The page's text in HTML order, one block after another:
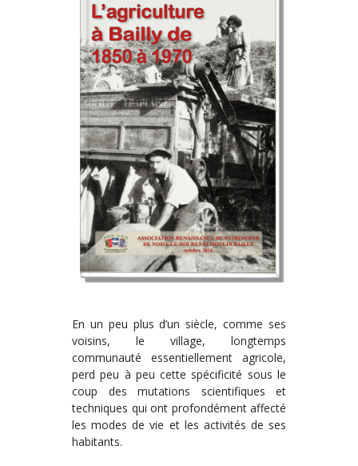
En un peu plus d’un siècle, comme ses
voisins, le village, longtemps
communauté essentiellement agricole,
perd peu à peu cette spécificité sous le
coup des mutations scientifiques et
techniques qui ont profondément affecté
les modes de vie et les activités de ses
habitants.